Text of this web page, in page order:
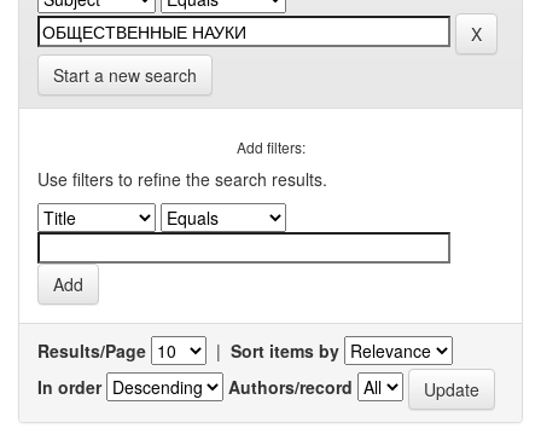
Start a new search
Add filters:
Use filters to refine the search results.
Results/Page | Sort items by
In order
Authors/record